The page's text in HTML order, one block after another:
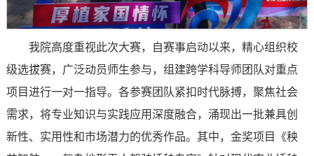
我院高度重视此次大赛，自赛事启动以来，精心组织校
级选拔赛，广泛动员师生参与，组建跨学科导师团队对重点
项目进行一对一指导。各参赛团队紧扣时代脉搏，聚焦社会
需求，将专业知识与实践应用深度融合，涌现出一批兼具创
新性、实用性和市场潜力的优秀作品。其中，金奖项目《秧